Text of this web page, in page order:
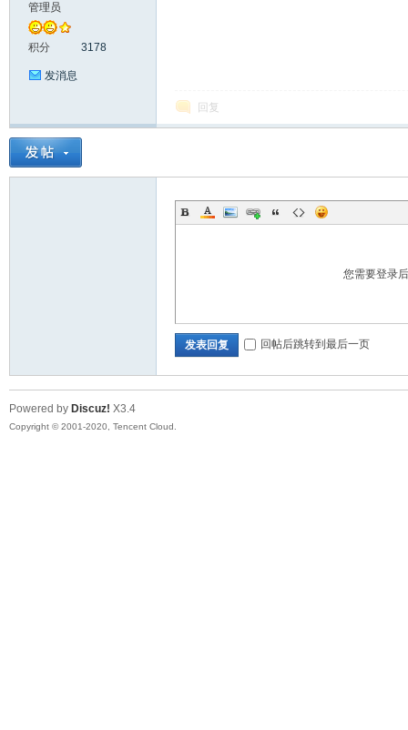
管理员
积分 3178
发消息
回复
您需要登录
发表回复 回帖后跳转到最后一页
Powered by Discuz! X3.4
Copyright © 2001-2020, Tencent Cloud.